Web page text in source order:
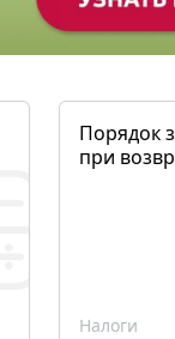
Порядок
при
Налоги